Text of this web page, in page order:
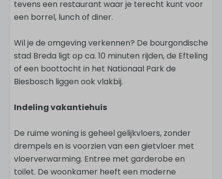
tevens een restaurant waar je terecht kunt voor
een borrel, lunch of diner.
Wil je de omgeving verkennen? De bourgondische
stad Breda ligt op ca. 10 minuten rijden, de Efteling
of een boottocht in het Nationaal Park de
Biesbosch liggen ook vlakbij.
Indeling vakantiehuis
De ruime woning is geheel gelijkvloers, zonder
drempels en is voorzien van een gietvloer met
vloerverwarming. Entree met garderobe en
toilet. De woonkamer heeft een moderne